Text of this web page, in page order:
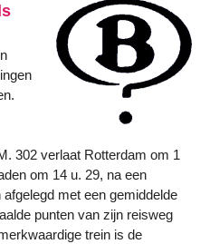
302 verlaat Rotterdam om 1
om 14 u. 29, na een
met een gemiddelde
punten van zijn reisweg
trein is de